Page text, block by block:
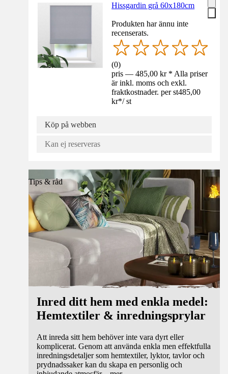
Hissgardin grå 60x180cm
Produkten har ännu inte
recenserats.
(0)
pris — 485,00 kr * Alla priser
är inkl. moms och exkl.
fraktkostnader. per st485,00
kr*/ st
Köp på webben
Kan ej reserveras
Tips & råd
Inred ditt hem med enkla medel:
Hemtextiler & inredningsprylar
Att inreda sitt hem behöver inte vara dyrt eller
komplicerat. Genom att använda enkla men effektfulla
inredningsdetaljer som hemtextiler, lyktor, tavlor och
prydnadssaker kan du skapa en personlig och